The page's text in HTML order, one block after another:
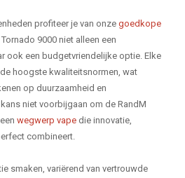
profiteer je van onze goedkope
9000 niet alleen een
ook een budgetvriendelijke optie. Elke
hoogste kwaliteitsnormen, wat
op duurzaamheid en
niet voorbijgaan om de RandM
wegwerp vape die innovatie,
combineert.
smaken, variërend van vertrouwde